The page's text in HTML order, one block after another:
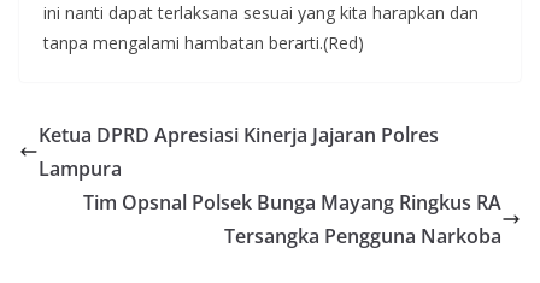
ini nanti dapat terlaksana sesuai yang kita harapkan dan
tanpa mengalami hambatan berarti.(Red)
Ketua DPRD Apresiasi Kinerja Jajaran Polres
Lampura
Tim Opsnal Polsek Bunga Mayang Ringkus RA
Tersangka Pengguna Narkoba